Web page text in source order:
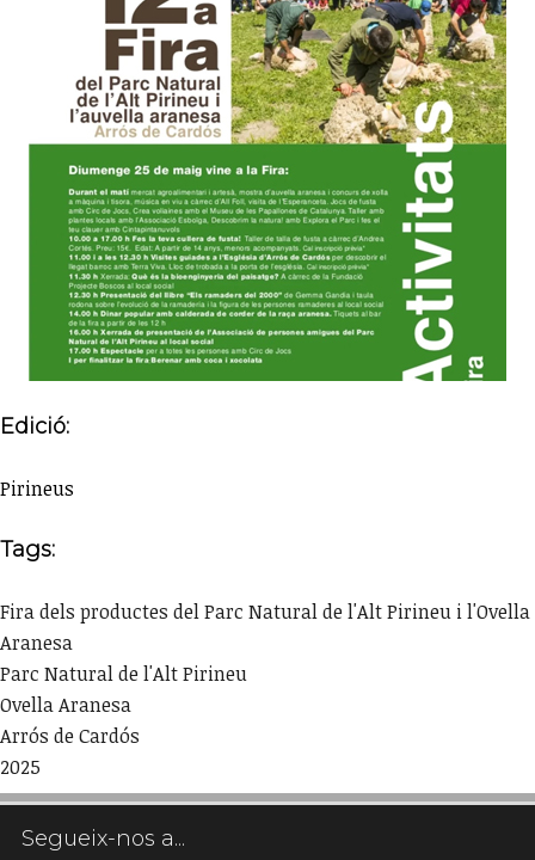
Edició:
Pirineus
Tags:
Fira dels productes del Parc Natural de l'Alt Pirineu i l'Ovella
Aranesa
Parc Natural de l'Alt Pirineu
Ovella Aranesa
Arrós de Cardós
2025
Segueix-nos a...